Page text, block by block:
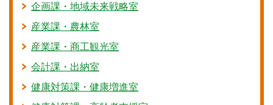
企画課・地域未来戦略室
産業課・農林室
産業課・商工観光室
会計課・出納室
健康対策課・健康増進室